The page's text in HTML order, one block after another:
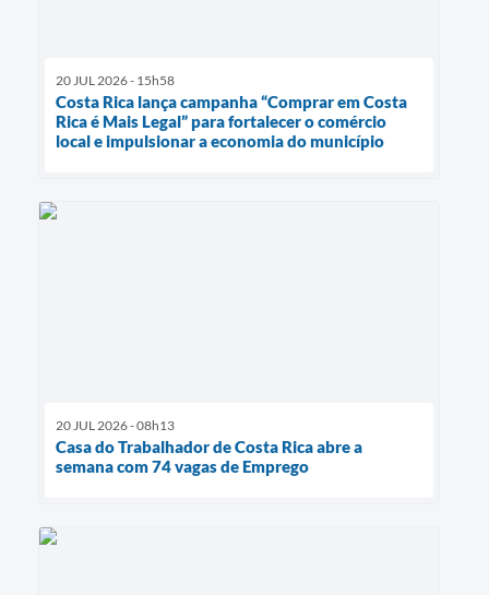
20 JUL 2026 - 15h58
Costa Rica lança campanha “Comprar em Costa
Rica é Mais Legal” para fortalecer o comércio
local e impulsionar a economia do município
20 JUL 2026 - 08h13
Casa do Trabalhador de Costa Rica abre a
semana com 74 vagas de Emprego